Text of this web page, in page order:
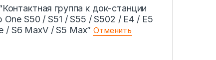
группа к док-станции
S50 / S51 / S55 / S502 / E4 / E5
/ S6 MaxV / S5 Max”Отменить